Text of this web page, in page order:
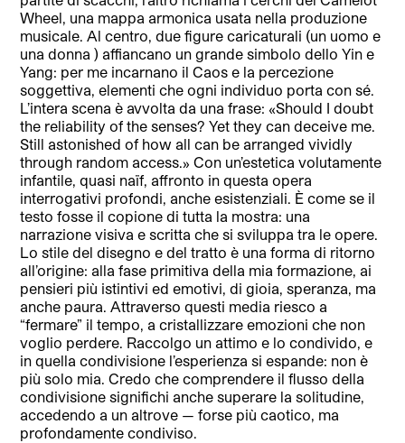
Wheel, una mappa armonica usata nella produzione
musicale. Al centro, due figure caricaturali (un uomo e
una donna ) affiancano un grande simbolo dello Yin e
Yang: per me incarnano il Caos e la percezione
soggettiva, elementi che ogni individuo porta con sé.
L’intera scena è avvolta da una frase: «Should I doubt
the reliability of the senses? Yet they can deceive me.
Still astonished of how all can be arranged vividly
through random access.» Con un’estetica volutamente
infantile, quasi naïf, affronto in questa opera
interrogativi profondi, anche esistenziali. È come se il
testo fosse il copione di tutta la mostra: una
narrazione visiva e scritta che si sviluppa tra le opere.
Lo stile del disegno e del tratto è una forma di ritorno
all’origine: alla fase primitiva della mia formazione, ai
pensieri più istintivi ed emotivi, di gioia, speranza, ma
anche paura. Attraverso questi media riesco a
“fermare” il tempo, a cristallizzare emozioni che non
voglio perdere. Raccolgo un attimo e lo condivido, e
in quella condivisione l’esperienza si espande: non è
più solo mia. Credo che comprendere il flusso della
condivisione significhi anche superare la solitudine,
accedendo a un altrove — forse più caotico, ma
profondamente condiviso.